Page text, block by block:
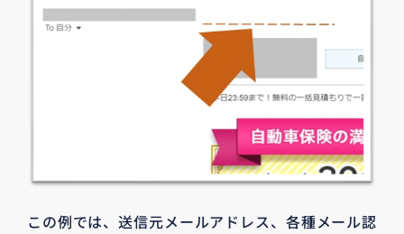
この例では、送信元メールアドレス、各種メール認